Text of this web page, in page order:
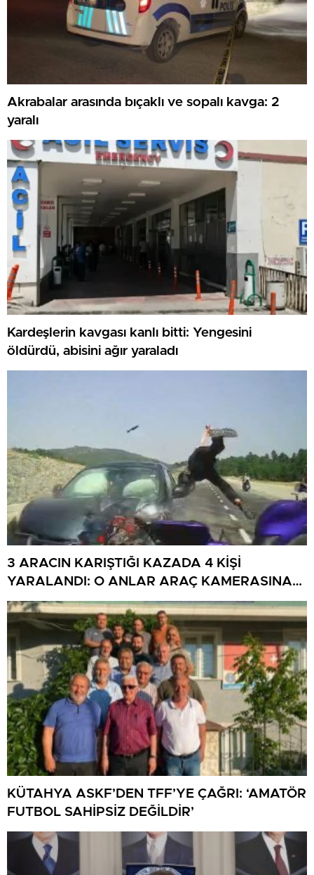
Akrabalar arasında bıçaklı ve sopalı kavga: 2
yaralı
Kardeşlerin kavgası kanlı bitti: Yengesini
öldürdü, abisini ağır yaraladı
3 ARACIN KARIŞTIĞI KAZADA 4 KİŞİ
YARALANDI: O ANLAR ARAÇ KAMERASINA
YANSIDI
KÜTAHYA ASKF’DEN TFF’YE ÇAĞRI: ‘AMATÖR
FUTBOL SAHİPSİZ DEĞİLDİR’